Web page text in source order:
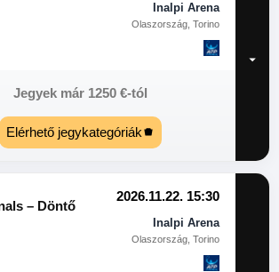
Inalpi Arena
Olaszország, Torino
Jegyek már 1250 €-tól
Elérhető jegykategóriák
– Döntő
2026.11.22. 15:30
Inalpi Arena
Olaszország, Torino